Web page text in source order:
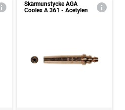
Skärmunstycke AGA
Coolex A 361 - Acetylen